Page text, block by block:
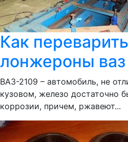
Как
лонжероны
ВАЗ-2109 – автомобиль, не
кузовом, железо достаточно
коррозии, причем, ржавеют...